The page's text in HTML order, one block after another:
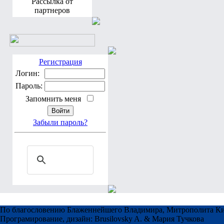
партнеров
Регистрация
Логин:
Пароль:
Запомнить меня
Забыли пароль?
По благословению Блаженнейшего Владимира, Митрополита
Програмирование, дизайн: Brusilovsky A. & Мария Тучкова